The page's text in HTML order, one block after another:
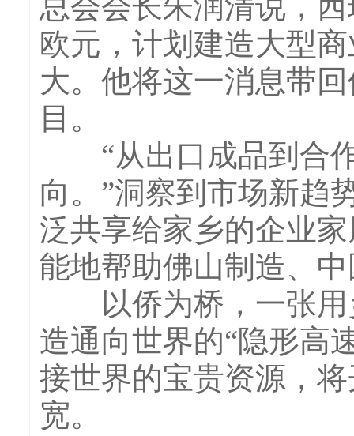
欧元，计划建造大型
大。他将这一消息带
目。
“从出口成品到合作
向。”洞察到市场新趋
泛共享给家乡的企业
能地帮助佛山制造、
以侨为桥，一张用
造通向世界的“隐形高
接世界的宝贵资源，
宽。